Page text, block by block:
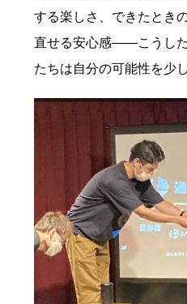
する楽しさ、できたとき
直せる安心感――こうし
たちは自分の可能性を少